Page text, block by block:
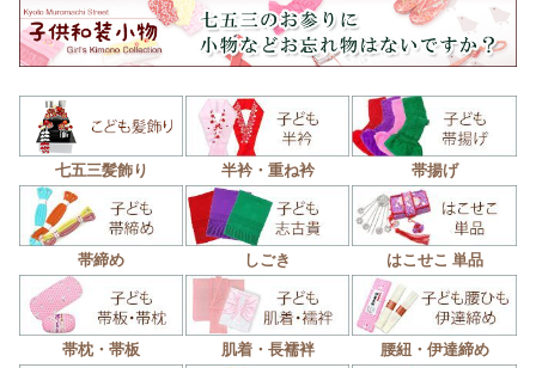
七五三髪飾り 半衿・重ね衿 帯揚げ
帯締め しごき はこせこ 単品
帯枕・帯板 肌着・長襦袢 腰紐・伊達締め